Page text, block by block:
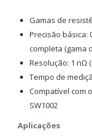
Gamas de
Precisão básica:
completa (gama
Resolução: 1 nΩ
Tempo de
Compatível com
SW1002
Aplicações